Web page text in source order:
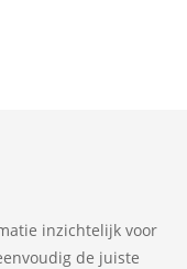
inzichtelijk voor
de juiste